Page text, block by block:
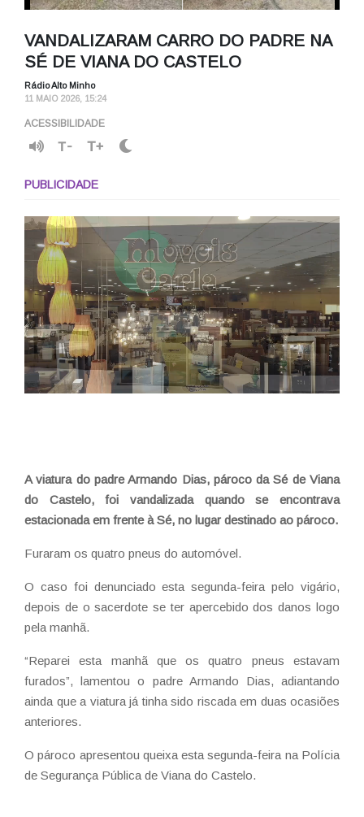
VANDALIZARAM CARRO DO PADRE NA
SÉ DE VIANA DO CASTELO
Rádio Alto Minho
11 MAIO 2026, 15:24
ACESSIBILIDADE
T- T+
PUBLICIDADE
A viatura do padre Armando Dias, pároco da Sé de Viana
do Castelo, foi vandalizada quando se encontrava
estacionada em frente à Sé, no lugar destinado ao pároco.
Furaram os quatro pneus do automóvel.
O caso foi denunciado esta segunda-feira pelo vigário,
depois de o sacerdote se ter apercebido dos danos logo
pela manhã.
“Reparei esta manhã que os quatro pneus estavam
furados”, lamentou o padre Armando Dias, adiantando
ainda que a viatura já tinha sido riscada em duas ocasiões
anteriores.
O pároco apresentou queixa esta segunda-feira na Polícia
de Segurança Pública de Viana do Castelo.